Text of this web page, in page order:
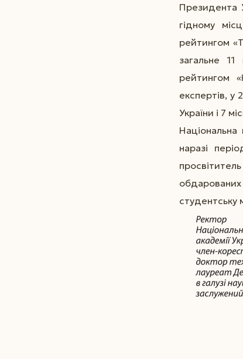
Президента
гідному
рейтингом
загальне
рейтингом
експертів, у
України і 7
Національна
наразі
студентську